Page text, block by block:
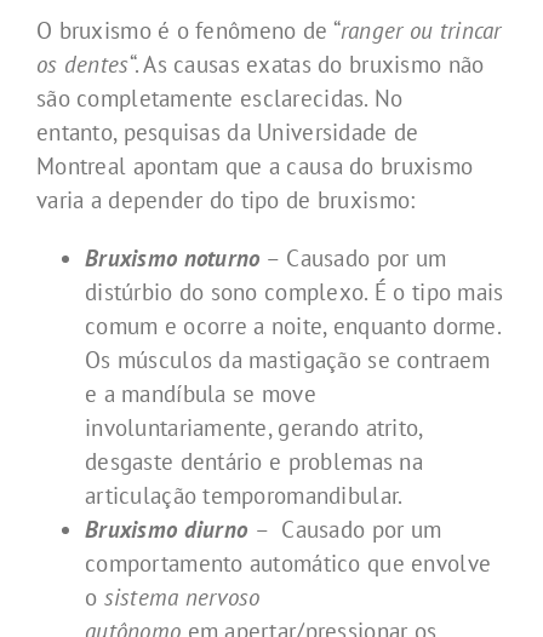
O bruxismo é o fenômeno de “ranger ou trincar
os dentes“. As causas exatas do bruxismo não
são completamente esclarecidas. No
entanto, pesquisas da Universidade de
Montreal apontam que a causa do bruxismo
varia a depender do tipo de bruxismo:
Bruxismo noturno – Causado por um
distúrbio do sono complexo. É o tipo mais
comum e ocorre a noite, enquanto dorme.
Os músculos da mastigação se contraem
e a mandíbula se move
involuntariamente, gerando atrito,
desgaste dentário e problemas na
articulação temporomandibular.
Bruxismo diurno – Causado por um
comportamento automático que envolve
o sistema nervoso
autônomo em apertar/pressionar os